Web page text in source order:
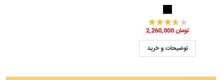
2,260,000 تومان
توضیحات و خرید